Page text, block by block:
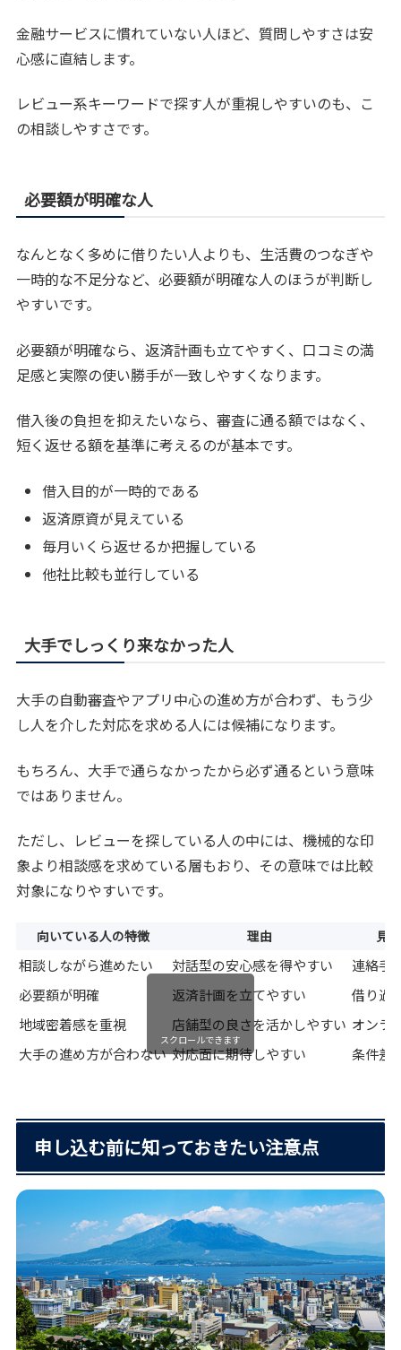
金融サービスに慣れていない人ほど、質問しやすさは安
心感に直結します。
レビュー系キーワードで探す人が重視しやすいのも、こ
の相談しやすさです。
必要額が明確な人
なんとなく多めに借りたい人よりも、生活費のつなぎや
一時的な不足分など、必要額が明確な人のほうが判断し
やすいです。
必要額が明確なら、返済計画も立てやすく、口コミの満
足感と実際の使い勝手が一致しやすくなります。
借入後の負担を抑えたいなら、審査に通る額ではなく、
短く返せる額を基準に考えるのが基本です。
借入目的が一時的である
返済原資が見えている
毎月いくら返せるか把握している
他社比較も並行している
大手でしっくり来なかった人
大手の自動審査やアプリ中心の進め方が合わず、もう少
し人を介した対応を求める人には候補になります。
もちろん、大手で通らなかったから必ず通るという意味
ではありません。
ただし、レビューを探している人の中には、機械的な印
象より相談感を求めている層もおり、その意味では比較
対象になりやすいです。
向いている人の特徴 理由 見
相談しながら進めたい 対話型の安心感を得やすい
連絡手
必要額が明確
返済計画を立てやすい
借り過
地域密着感を重視
店舗型の良さを活かしやすい オンラ
大手の進め方が合わない 対応面に期待しやすい 条件差
スクロールできます
申し込む前に知っておきたい注意点